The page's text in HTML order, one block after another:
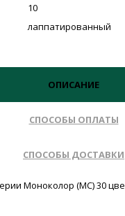
10
лаппатированный
ОПИСАНИЕ
СПОСОБЫ ОПЛАТЫ
СПОСОБЫ ДОСТАВКИ
Моноколор (MC) 30